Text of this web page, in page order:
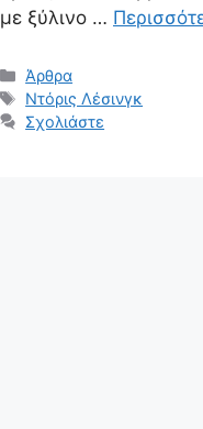
με ξύλινο …
Κατηγορίες
Άρθρα
Ετικέτες
Ντόρις Λέσινγκ
Σχολιάστε